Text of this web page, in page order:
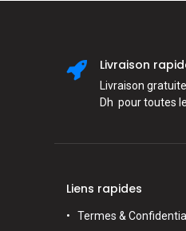
Livraison
Livraison
Dh pour toutes
Liens rapides
Termes &